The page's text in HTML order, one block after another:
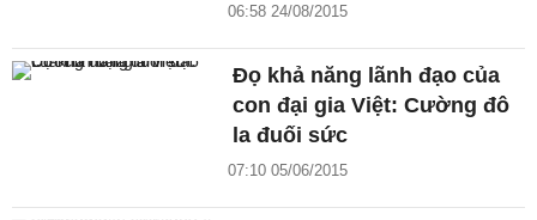
06:58 24/08/2015
Đọ khả năng lãnh đạo của
con đại gia Việt: Cường đô
la đuối sức
07:10 05/06/2015